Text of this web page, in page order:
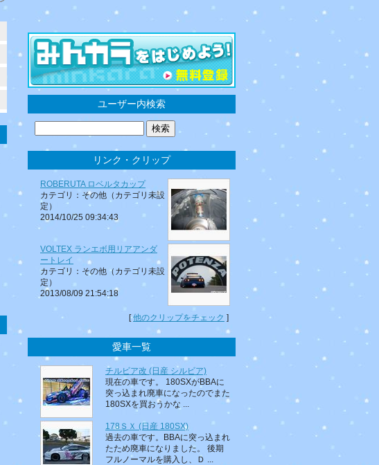
ユーザー内検索
リンク・クリップ
ROBERUTA ロベルタカップ
カテゴリ：その他（カテゴリ未設
定）
2014/10/25 09:34:43
VOLTEX ランエボ用リアアンダ
ートレイ
カテゴリ：その他（カテゴリ未設
定）
2013/08/09 21:54:18
[他のクリップをチェック ]
愛車一覧
チルビア改 (日産 シルビア)
現在の車です。 180SXがBBAに
突っ込まれ廃車になったのでまた
180SXを買おうかな ...
178ＳＸ (日産 180SX)
過去の車です。BBAに突っ込まれ
たため廃車になりました。 後期
フルノーマルを購入し、Ｄ ...